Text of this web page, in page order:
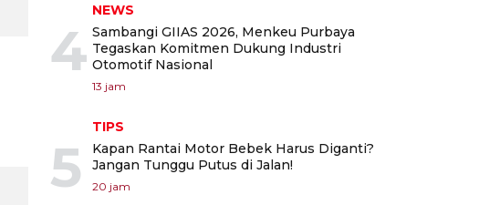
4
NEWS
Sambangi GIIAS 2026, Menkeu Purbaya
Tegaskan Komitmen Dukung Industri
Otomotif Nasional
13 jam
5
TIPS
Kapan Rantai Motor Bebek Harus Diganti?
Jangan Tunggu Putus di Jalan!
20 jam